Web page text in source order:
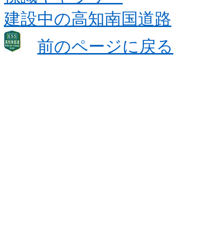
建設中の高知南国道路
前のページに戻る